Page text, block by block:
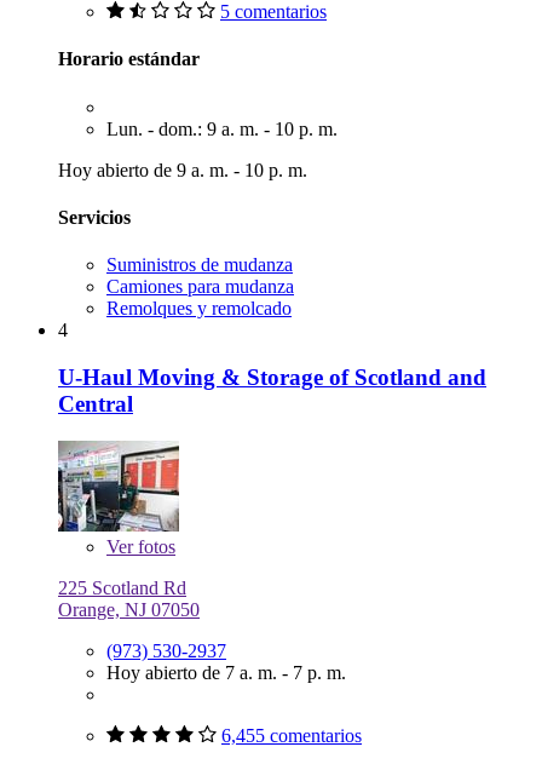
5 comentarios
Horario estándar
Lun. - dom.: 9 a. m. - 10 p. m.
Hoy abierto de 9 a. m. - 10 p. m.
Servicios
Suministros de mudanza
Camiones para mudanza
Remolques y remolcado
4
U-Haul Moving & Storage of Scotland and
Central
Verfotos
225 Scotland Rd
Orange, NJ 07050
(973) 530-2937
Hoy abierto de 7 a. m. - 7 p. m.
6,455 comentarios